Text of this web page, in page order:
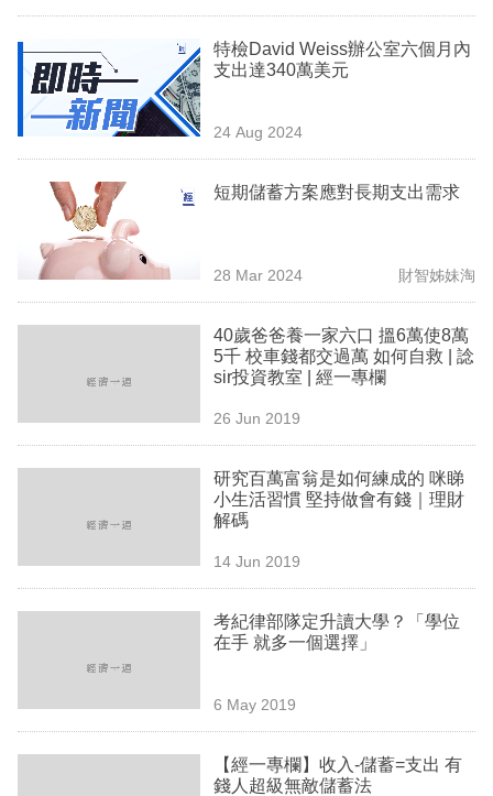
技
場
生
事
欄
區
特檢David Weiss辦公室六個月內
支出達340萬美元
24 Aug 2024
短期儲蓄方案應對長期支出需求
28 Mar 2024 財智姊妹淘
40歲爸爸養一家六口 搵6萬使8萬
5千 校車錢都交過萬 如何自救 | 諗
sir投資教室 | 經一專欄
26 Jun 2019
研究百萬富翁是如何練成的 咪睇
小生活習慣 堅持做會有錢｜理財
解碼
14 Jun 2019
考紀律部隊定升讀大學？「學位
在手 就多一個選擇」
6 May 2019
【經一專欄】收入-儲蓄=支出 有
錢人超級無敵儲蓄法